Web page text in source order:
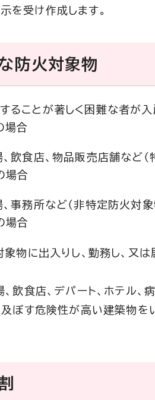
を受け作成します。
防火対象物
ることが著しく困難な者が
場合
飲食店、物品販売店舗など（
場合
事務所など（非特定防火対象
場合
物に出入りし、勤務し、又
飲食店、デパート、ホテル
ぼす危険性が高い建築物